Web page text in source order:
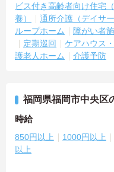
ビス付き高齢者向け住宅（
養）
通所介護（デイサー
ループホーム
障がい者
定期巡回
ケアハウス
護老人ホーム
介護予防
福岡県福岡市中央区
時給
850円以上 1000円以上
以上